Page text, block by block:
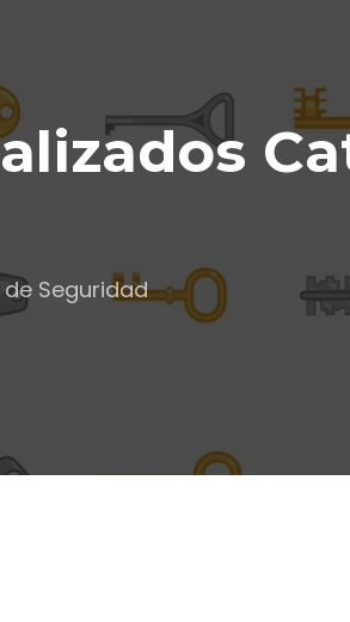
de Seguridad